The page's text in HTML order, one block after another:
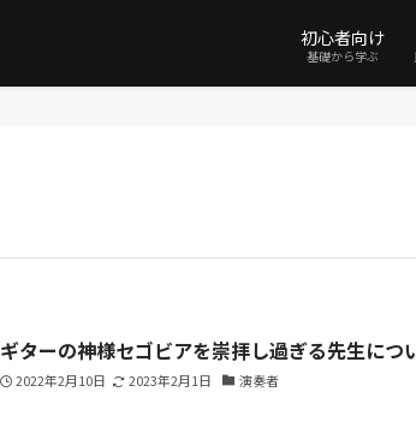
初心者向け
基礎から学ぶ
ギターの神様セゴビアを崇拝し過ぎる先生につ
2022年2月10日 2023年2月1日 演奏者